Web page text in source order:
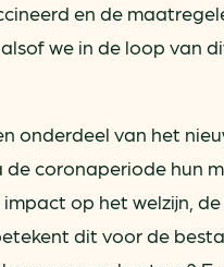
Besparen
In je gebouw
In de
en de
we in de loop van
onderdeel van het
coronaperiode hun
op het welzijn,
dit voor de